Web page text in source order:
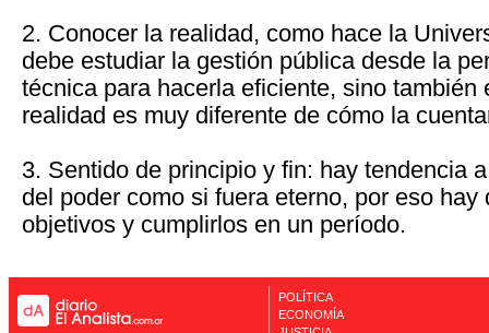
2. Conocer la realidad, como hace la
debe estudiar la gestión pública desde la
técnica para hacerla eficiente, sino también
realidad es muy diferente de cómo la
3. Sentido de principio y fin: hay tendencia
del poder como si fuera eterno, por eso hay
objetivos y cumplirlos en un período.
POLÍTICA
ECONOMÍA